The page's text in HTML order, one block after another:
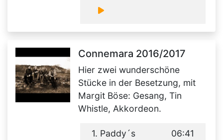
Connemara 2016/2017
Hier zwei wunderschöne
Stücke in der Besetzung, mit
Margit Böse: Gesang, Tin
Whistle, Akkordeon.
1. Paddy´s
06:41